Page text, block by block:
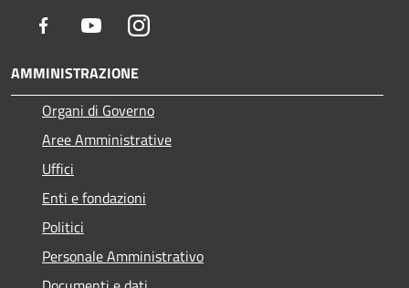
Facebook YoutubeInstagram
AMMINISTRAZIONE
Organi di Governo
Aree Amministrative
Uffici
Enti e fondazioni
Politici
Personale Amministrativo